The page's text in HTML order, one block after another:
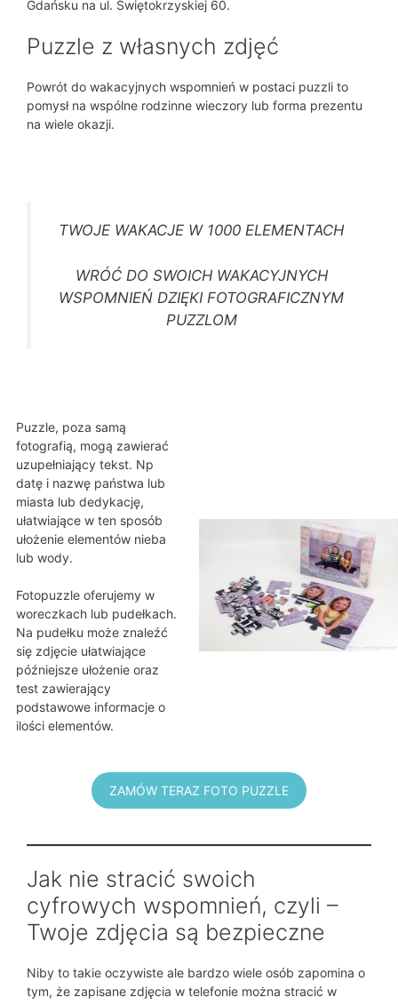
Gdańsku na ul. Świętokrzyskiej 60.
Puzzle z własnych zdjęć
Powrót do wakacyjnych wspomnień w postaci puzzli to
pomysł na wspólne rodzinne wieczory lub forma prezentu
na wiele okazji.
TWOJE WAKACJE W 1000 ELEMENTACH
WRÓĆ DO SWOICH WAKACYJNYCH
WSPOMNIEŃ DZIĘKI FOTOGRAFICZNYM
PUZZLOM
Puzzle, poza samą
fotografią, mogą zawierać
uzupełniający tekst. Np
datę i nazwę państwa lub
miasta lub dedykację,
ułatwiające w ten sposób
ułożenie elementów nieba
lub wody.
Fotopuzzle oferujemy w
woreczkach lub pudełkach.
Na pudełku może znaleźć
się zdjęcie ułatwiające
późniejsze ułożenie oraz
test zawierający
podstawowe informacje o
ilości elementów.
ZAMÓW TERAZ FOTO PUZZLE
Jak nie stracić swoich
cyfrowych wspomnień, czyli –
Twoje zdjęcia są bezpieczne
Niby to takie oczywiste ale bardzo wiele osób zapomina o
tym, że zapisane zdjęcia w telefonie można stracić w